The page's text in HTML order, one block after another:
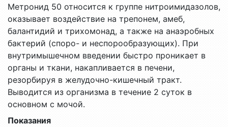
Метронид 50 относится к группе нитроимидазолов,
оказывает воздействие на трепонем, амеб,
балантидий и трихомонад, а также на анаэробных
бактерий (споро- и неспорообразующих). При
внутримышечном введении быстро проникает в
органы и ткани, накапливается в печени,
резорбируя в желудочно-кишечный тракт.
Выводится из организма в течение 2 суток в
основном с мочой.
Показания